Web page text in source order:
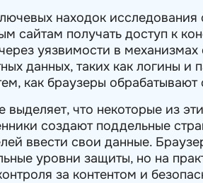
находок
сайтам получать доступ к
уязвимости в
данных, таких как логины
как браузеры
выделяет, что некоторые из
создают поддельные
ввести свои данные.
уровни защиты, но на
за контентом и